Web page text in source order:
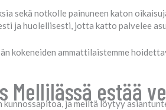
sekä notkolle painuneen katon
ja huolellisesti, jotta katto palvelee
kokeneiden ammattilaistemme
Mellilässä estää
ja meiltä löytyy